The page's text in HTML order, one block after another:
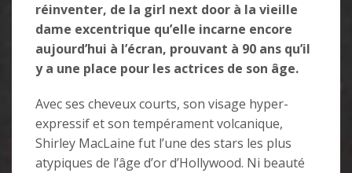
réinventer, de la girl next door à la vieille
dame excentrique qu’elle incarne encore
aujourd’hui à l’écran, prouvant à 90 ans qu’il
y a une place pour les actrices de son âge.
Avec ses cheveux courts, son visage hyper-
expressif et son tempérament volcanique,
Shirley MacLaine fut l’une des stars les plus
atypiques de l’âge d’or d’Hollywood. Ni beauté